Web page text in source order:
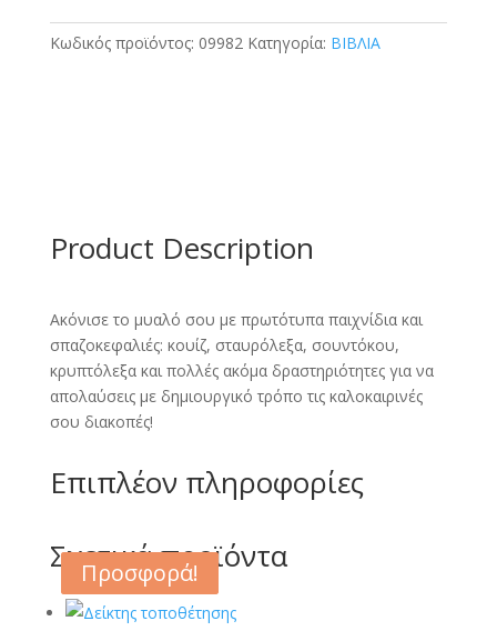
Κωδικός προϊόντος: 09982 Κατηγορία: ΒΙΒΛΙΑ
Product Description
Ακόνισε το μυαλό σου με πρωτότυπα παιχνίδια και
σπαζοκεφαλιές: κουίζ, σταυρόλεξα, σουντόκου,
κρυπτόλεξα και πολλές ακόμα δραστηριότητες για να
απολαύσεις με δημιουργικό τρόπο τις καλοκαιρινές
σου διακοπές!
Επιπλέον πληροφορίες
Σχετικά προϊόντα
Προσφορά!
Προσφορά!